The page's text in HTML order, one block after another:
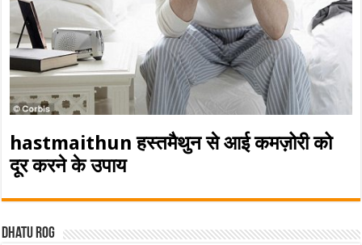
hastmaithun हस्तमैथुन से आई कमज़ोरी को
दूर करने के उपाय
Dhatu rog